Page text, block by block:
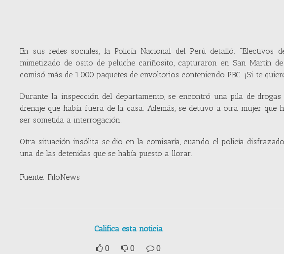
En sus redes sociales, la Policía Nacional del Perú detalló: “Efectivos
mimetizado de osito de peluche cariñosito, capturaron en San Martín
comisó más de 1.000 paquetes de envoltorios conteniendo PBC. ¡Si te
Durante la inspección del departamento, se encontró una pila de
drenaje que había fuera de la casa. Además, se detuvo a otra mujer
ser sometida a interrogación.
Otra situación insólita se dio en la comisaría, cuando el policía
una de las detenidas que se había puesto a llorar.
Fuente: FiloNews
Califica esta noticia
0 0 0